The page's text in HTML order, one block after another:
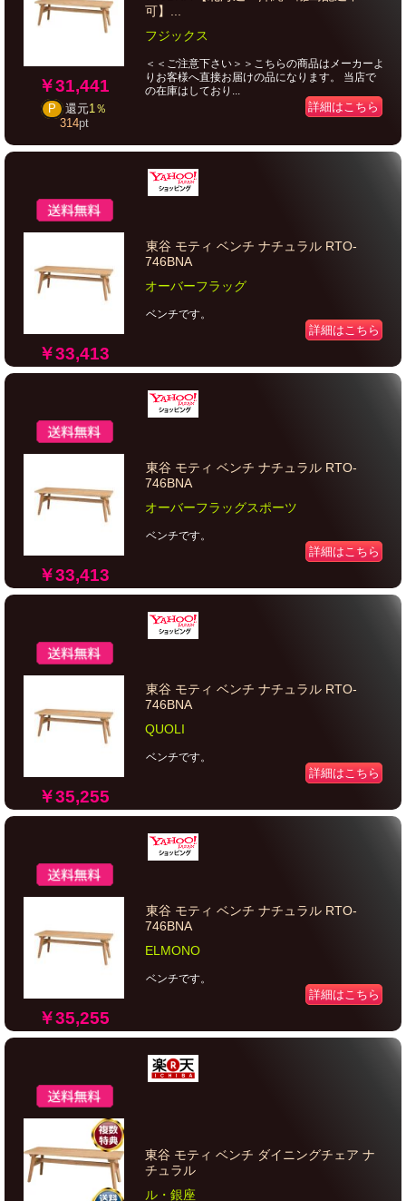
￥31,441
P 還元1％
314pt
可】...
フジックス
＜＜ご注意下さい＞＞こちらの商品はメーカーよ
りお客様へ直接お届けの品になります。 当店で
の在庫はしており...
詳細はこちら
￥33,413
東谷 モティ ベンチ ナチュラル RTO-
746BNA
オーバーフラッグ
ベンチです。
詳細はこちら
￥33,413
東谷 モティ ベンチ ナチュラル RTO-
746BNA
オーバーフラッグスポーツ
ベンチです。
詳細はこちら
￥35,255
東谷 モティ ベンチ ナチュラル RTO-
746BNA
QUOLI
ベンチです。
詳細はこちら
￥35,255
東谷 モティ ベンチ ナチュラル RTO-
746BNA
ELMONO
ベンチです。
詳細はこちら
東谷 モティ ベンチ ダイニングチェア ナ
チュラル
ル・銀座